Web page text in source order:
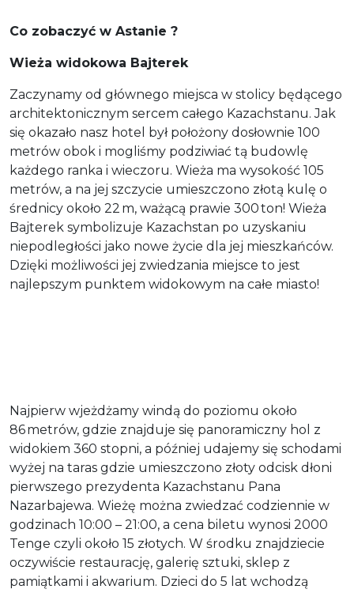
Co zobaczyć w Astanie ?
Wieża widokowa Bajterek
Zaczynamy od głównego miejsca w stolicy będącego
architektonicznym sercem całego Kazachstanu. Jak
się okazało nasz hotel był położony dosłownie 100
metrów obok i mogliśmy podziwiać tą budowlę
każdego ranka i wieczoru. Wieża ma wysokość 105
metrów, a na jej szczycie umieszczono złotą kulę o
średnicy około 22 m, ważącą prawie 300 ton! Wieża
Bajterek symbolizuje Kazachstan po uzyskaniu
niepodległości jako nowe życie dla jej mieszkańców.
Dzięki możliwości jej zwiedzania miejsce to jest
najlepszym punktem widokowym na całe miasto!
Najpierw wjeżdżamy windą do poziomu około
86 metrów, gdzie znajduje się panoramiczny hol z
widokiem 360 stopni, a później udajemy się schodami
wyżej na taras gdzie umieszczono złoty odcisk dłoni
pierwszego prezydenta Kazachstanu Pana
Nazarbajewa. Wieżę można zwiedzać codziennie w
godzinach 10:00 – 21:00, a cena biletu wynosi 2000
Tenge czyli około 15 złotych. W środku znajdziecie
oczywiście restaurację, galerię sztuki, sklep z
pamiątkami i akwarium. Dzieci do 5 lat wchodzą